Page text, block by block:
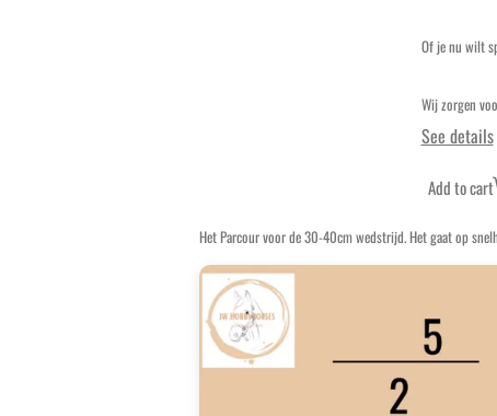
Of je nu wilt
Wij zorgen
See details
Add to cart
Het Parcour voor de 30-40cm wedstrijd. Het gaat op